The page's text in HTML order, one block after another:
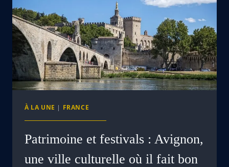
À LA UNE | FRANCE
Patrimoine et festivals : Avignon,
une ville culturelle où il fait bon